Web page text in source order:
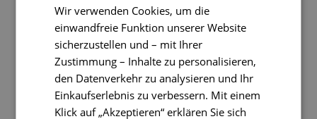
Wir verwenden Cookies, um die
einwandfreie Funktion unserer Website
sicherzustellen und – mit Ihrer
Zustimmung – Inhalte zu personalisieren,
den Datenverkehr zu analysieren und Ihr
Einkaufserlebnis zu verbessern. Mit einem
Klick auf „Akzeptieren“ erklären Sie sich